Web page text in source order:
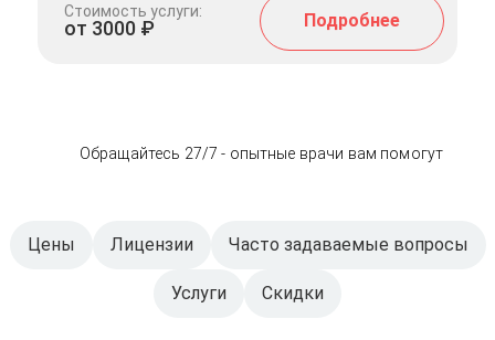
Стоимость услуги:
от 3000 ₽ Подробнее
Обращайтесь 27/7 - опытные врачи вам помогут
Цены Лицензии Часто задаваемые вопросы
Услуги Скидки